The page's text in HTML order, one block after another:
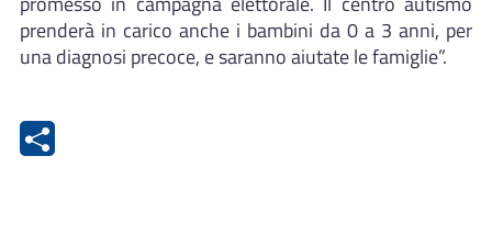
prenderà in carico anche i bambini da 0 a 3 anni, per
una diagnosi precoce, e saranno aiutate le famiglie”.